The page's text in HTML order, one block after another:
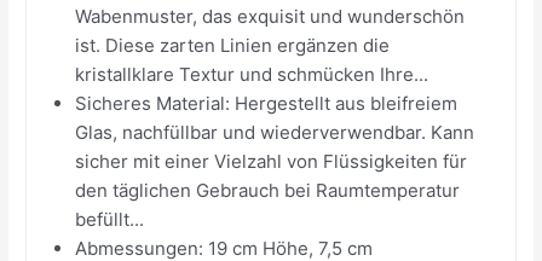
Wabenmuster, das exquisit und wunderschön
ist. Diese zarten Linien ergänzen die
kristallklare Textur und schmücken Ihre...
Sicheres Material: Hergestellt aus bleifreiem
Glas, nachfüllbar und wiederverwendbar. Kann
sicher mit einer Vielzahl von Flüssigkeiten für
den täglichen Gebrauch bei Raumtemperatur
befüllt...
Abmessungen: 19 cm Höhe, 7,5 cm